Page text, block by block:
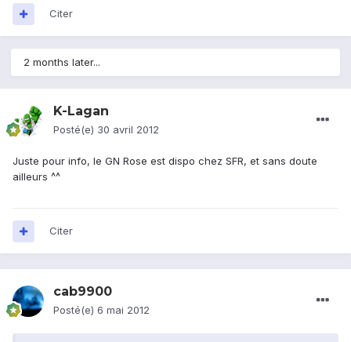
Citer
2 months later...
K-Lagan
Posté(e) 30 avril 2012
Juste pour info, le GN Rose est dispo chez SFR, et sans doute
ailleurs ^^
Citer
cab9900
Posté(e) 6 mai 2012